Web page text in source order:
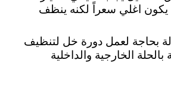
يكون اغلي سعراً لكنه ينظف
بحاجة لعمل دورة خل لتنظيف
بالحلة الخارجية والداخلية